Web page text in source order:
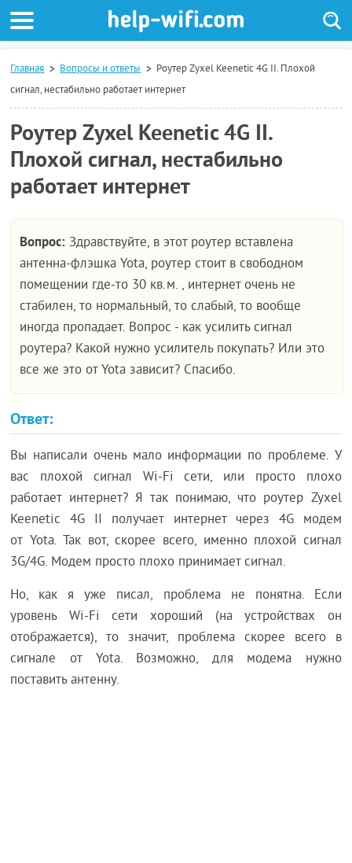
Главная Вопросы и ответы
Роутер Zyxel Keenetic 4G II. Плохой
сигнал, нестабильно работает интернет
Роутер Zyxel Keenetic 4G II.
Плохой сигнал, нестабильно
работает интернет
Вопрос: Здравствуйте, в этот роутер вставлена
антенна-флэшка Yota, роутер стоит в свободном
помещении где-то 30 кв.м. , интернет очень не
стабилен, то нормальный, то слабый, то вообще
иногда пропадает. Вопрос - как усилить сигнал
роутера? Какой нужно усилитель покупать? Или это
все же это от Yota зависит? Спасибо.
Ответ:
Вы написали очень мало информации по проблеме. У
вас плохой сигнал Wi-Fi сети, или просто плохо
работает интернет? Я так понимаю, что роутер Zyxel
Keenetic 4G II получает интернет через 4G модем
от Yota. Так вот, скорее всего, именно плохой сигнал
3G/4G. Модем просто плохо принимает сигнал.
Но, как я уже писал, проблема не понятна. Если
уровень Wi-Fi сети хороший (на устройствах он
отображается), то значит, проблема скорее всего в
сигнале от Yota. Возможно, для модема нужно
поставить антенну.